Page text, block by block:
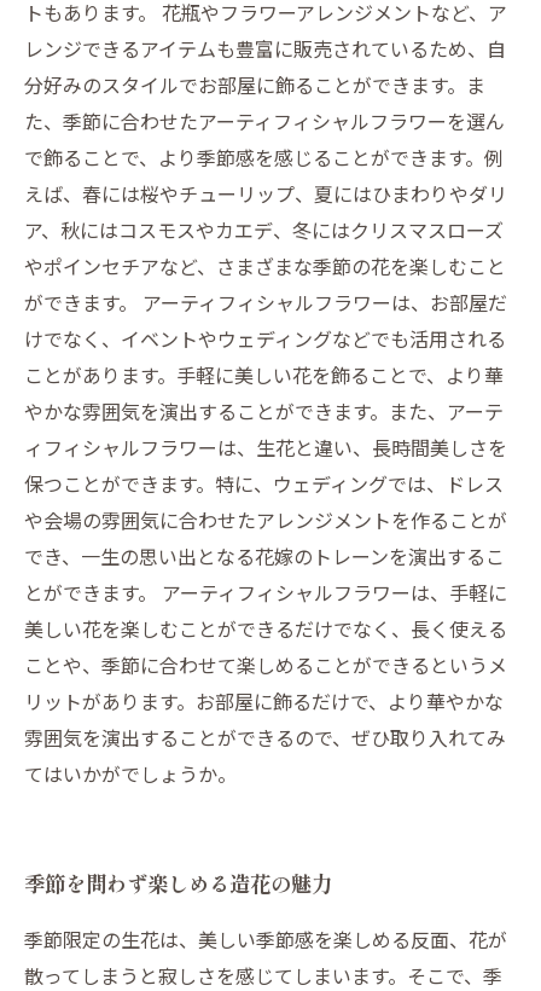
トもあります。 花瓶やフラワーアレンジメントなど、ア
レンジできるアイテムも豊富に販売されているため、自
分好みのスタイルでお部屋に飾ることができます。ま
た、季節に合わせたアーティフィシャルフラワーを選ん
で飾ることで、より季節感を感じることができます。例
えば、春には桜やチューリップ、夏にはひまわりやダリ
ア、秋にはコスモスやカエデ、冬にはクリスマスローズ
やポインセチアなど、さまざまな季節の花を楽しむこと
ができます。 アーティフィシャルフラワーは、お部屋だ
けでなく、イベントやウェディングなどでも活用される
ことがあります。手軽に美しい花を飾ることで、より華
やかな雰囲気を演出することができます。また、アーテ
ィフィシャルフラワーは、生花と違い、長時間美しさを
保つことができます。特に、ウェディングでは、ドレス
や会場の雰囲気に合わせたアレンジメントを作ることが
でき、一生の思い出となる花嫁のトレーンを演出するこ
とができます。 アーティフィシャルフラワーは、手軽に
美しい花を楽しむことができるだけでなく、長く使える
ことや、季節に合わせて楽しめることができるというメ
リットがあります。お部屋に飾るだけで、より華やかな
雰囲気を演出することができるので、ぜひ取り入れてみ
てはいかがでしょうか。
季節を問わず楽しめる造花の魅力
季節限定の生花は、美しい季節感を楽しめる反面、花が
散ってしまうと寂しさを感じてしまいます。そこで、季